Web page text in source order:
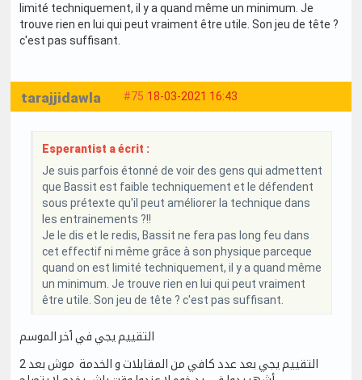
limité techniquement, il y a quand même un minimum. Je
trouve rien en lui qui peut vraiment être utile. Son jeu de tête ?
c'est pas suffisant.
#75 18-03-2021 16:43
tarajjidawla
Esperantist a écrit :
Je suis parfois étonné de voir des gens qui admettent
que Bassit est faible techniquement et le défendent
sous prétexte qu'il peut améliorer la technique dans
les entrainements ?!!
Je le dis et le redis, Bassit ne fera pas long feu dans
cet effectif ni même grâce à son physique parceque
quand on est limité techniquement, il y a quand même
un minimum. Je trouve rien en lui qui peut vraiment
être utile. Son jeu de tête ? c'est pas suffisant.
التقييم يجي في ٱخر الموسم
التقييم يجي بعد عدد كافي من المقابلات و الخدمة موش بعد 2